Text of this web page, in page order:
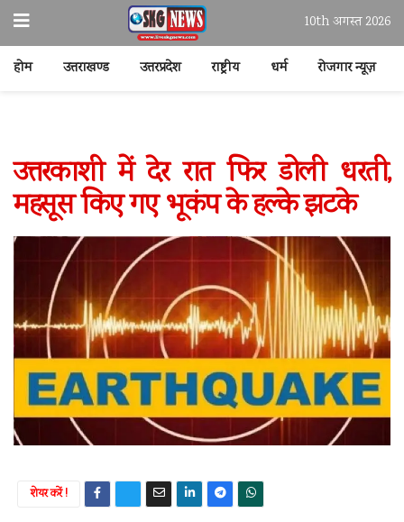
10th अगस्त 2026
होम उत्तराखण्ड उत्तरप्रदेश राष्ट्रीय धर्म रोजगार न्यूज़
उत्तरकाशी में देर रात फिर डोली धरती,
महसूस किए गए भूकंप के हल्के झटके
शेयर करें !